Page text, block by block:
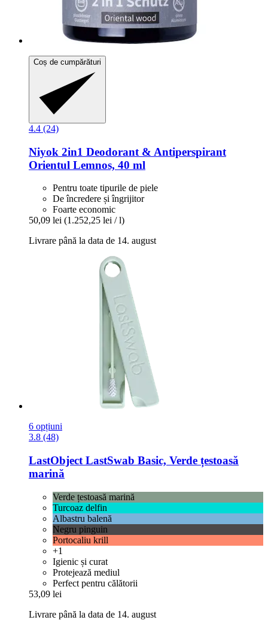
Coș de cumpărături
4.4 (24)
Niyok 2in1 Deodorant & Antiperspirant
Orientul Lemnos, 40 ml
Pentru toate tipurile de piele
De încredere și îngrijitor
Foarte economic
50,09 lei (1.252,25 lei / l)
Livrare până la data de 14. august
6 opțiuni
3.8 (48)
LastObject LastSwab Basic, Verde țestoasă
marină
Verde țestoasă marină
Turcoaz delfin
Albastru balenă
Negru pinguin
Portocaliu krill
+1
Igienic și curat
Protejează mediul
Perfect pentru călătorii
53,09 lei
Livrare până la data de 14. august